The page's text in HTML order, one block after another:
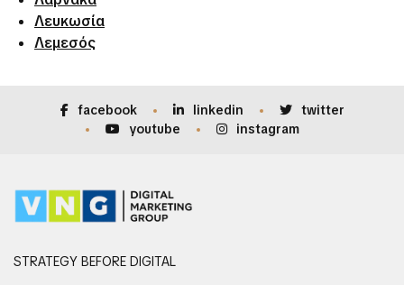
Λευκωσία
Λεμεσός
facebook linkedin
twitter
youtube
instagram
STRATEGY BEFORE DIGITAL